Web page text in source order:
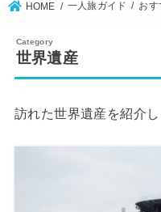
HOME 一人旅ガイド おす
世界遺産
訪れた世界遺産を紹介し